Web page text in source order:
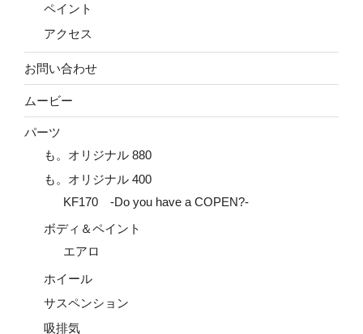
ペイント
アクセス
お問い合わせ
ムービー
パーツ
も。オリジナル 880
も。オリジナル 400
KF170 -Do you have a COPEN?-
ボディ＆ペイント
エアロ
ホイール
サスペンション
吸排気